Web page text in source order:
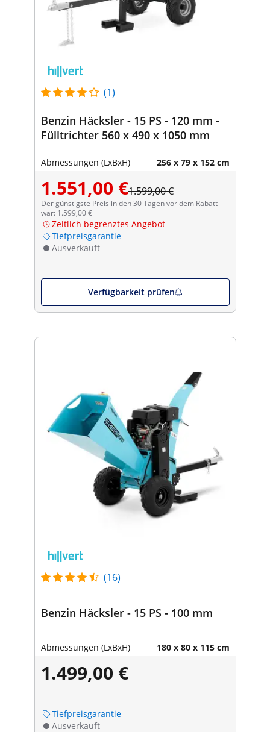
(1)
Benzin Häcksler - 15 PS - 120 mm -
Fülltrichter 560 x 490 x 1050 mm
Abmessungen (LxBxH) 256 x 79 x 152 cm
1.551,00 €1.599,00 €
Der günstigste Preis in den 30 Tagen vor dem Rabatt
war: 1.599,00 €
Zeitlich begrenztes Angebot
Tiefpreisgarantie
Ausverkauft
Verfügbarkeit prüfen
(16)
Benzin Häcksler - 15 PS - 100 mm
Abmessungen (LxBxH) 180 x 80 x 115 cm
1.499,00 €
Tiefpreisgarantie
Ausverkauft